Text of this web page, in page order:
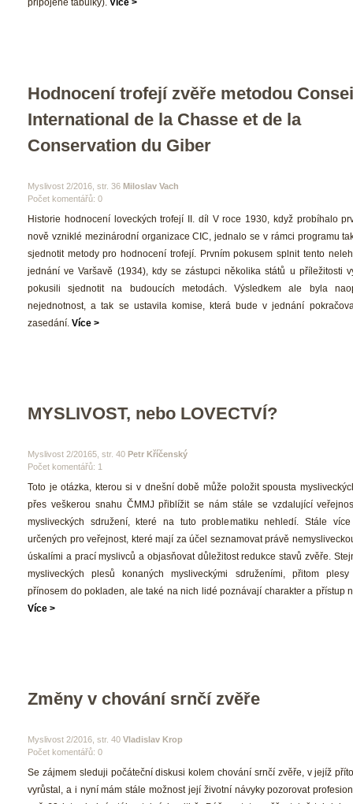
připojené tabulky). Více >
Hodnocení trofejí zvěře metodou
International de la Chasse et de la
Conservation du Giber
Myslivost 2/2016, str. 36 Miloslav Vach
Počet komentářů: 0
Historie hodnocení loveckých trofejí II. díl V roce 1930, když probíhalo
nově vzniklé mezinárodní organizace CIC, jednalo se v rámci programu
jednotit metody pro hodnocení trofejí. Prvním pokusem splnit tento
jednání ve Varšavě (1934), kdy se zástupci několika států u příležitosti
pokusili sjednotit na budoucích metodách. Výsledkem ale byla
nejednotnost, a tak se ustavila komise, která bude v jednání
zasedání. Více >
MYSLIVOST, nebo LOVECTVÍ?
Myslivost 2/20165, str. 40 Petr Kříčenský
Počet komentářů: 1
Toto je otázka, kterou si v dnešní době může položit spousta
přes veškerou snahu ČMMJ přiblížit se nám stále se vzdalující
mysliveckých sdružení, které na tuto problematiku nehledí. Stále
určených pro veřejnost, které mají za účel seznamovat právě
úskalími a prací myslivců a objasňovat důležitost redukce stavů zvěře.
mysliveckých plesů konaných mysliveckými sdruženími, přitom
přínosem do pokladen, ale také na nich lidé poznávají charakter a přístup
Více >
Změny v chování srnčí zvěře
Myslivost 2/2016, str. 40 Vladislav Krop
Počet komentářů: 0
Se zájmem sleduji počáteční diskusi kolem chování srnčí zvěře, v jejíž
vyrůstal, a i nyní mám stále možnost její životní návyky pozorovat